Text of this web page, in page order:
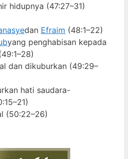
hidupnya (47:27–31)
dan Efraim (48:1–22)
yang penghabisan kepada
dan dikuburkan (49:29–
hati saudara-
(50:22–26)